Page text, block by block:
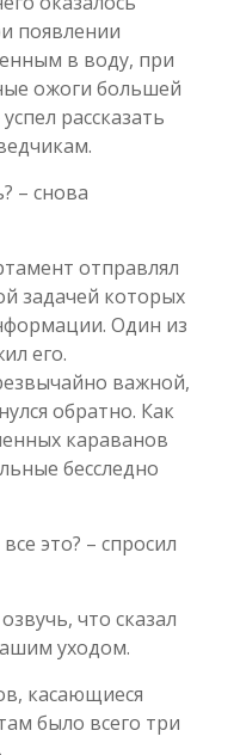
появлении
в воду, при
ожоги большей
рассказать
– снова
отправлял
задачей которых
Один из
его.
важной,
обратно. Как
караванов
бесследно
это? – спросил
что сказал
уходом.
касающиеся
было всего три